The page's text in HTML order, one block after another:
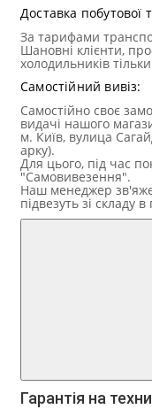
Доставка побутової
За тарифами
Шановні клієнти,
холодильників
Самостійний вивіз:
Самостійно своє
видачі нашого
м. Київ, вулица
арку).
Для цього, під час
"Самовивезення".
Наш менеджер
підвезуть зі складу
Гарантія на